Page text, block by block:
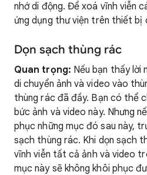
nhớ di động. Để xoá vĩnh viễn
ứng dụng thư viện trên thiết bị
Dọn sạch thùng rác
Quan trọng: Nếu bạn thấy lời
di chuyển ảnh và video vào
thùng rác đã đầy. Bạn có thể
bức ảnh và video này. Nhưng
phục những mục đó sau này,
sạch thùng rác. Khi dọn sạch
vĩnh viễn tất cả ảnh và video
mục này sẽ không khôi phục